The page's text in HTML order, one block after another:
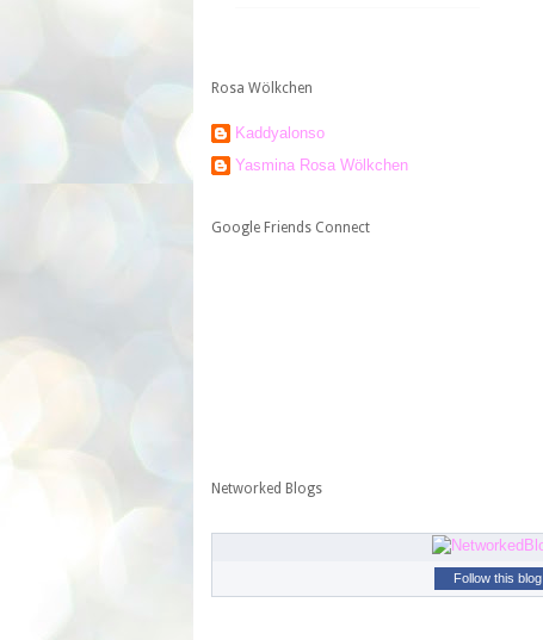
Rosa Wölkchen
Kaddyalonso
Yasmina Rosa Wölkchen
Google Friends Connect
Networked Blogs
Follow this blog